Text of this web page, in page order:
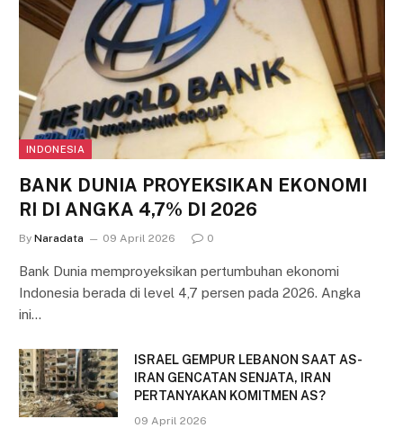
INDONESIA
BANK DUNIA PROYEKSIKAN EKONOMI
RI DI ANGKA 4,7% DI 2026
By Naradata 09 April 2026 0
Bank Dunia memproyeksikan pertumbuhan ekonomi
Indonesia berada di level 4,7 persen pada 2026. Angka
ini…
ISRAEL GEMPUR LEBANON SAAT AS-
IRAN GENCATAN SENJATA, IRAN
PERTANYAKAN KOMITMEN AS?
09 April 2026